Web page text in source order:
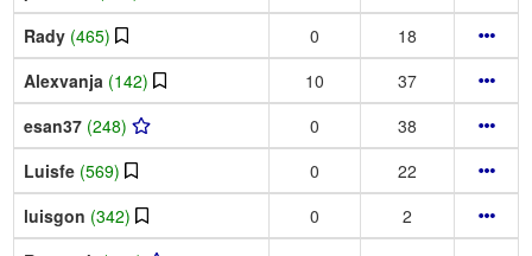
Rady (465) 0
18
Alexvanja (142) 10
37
esan37 (248) 0
38
Luisfe (569) 0
22
luisgon (342) 0
2